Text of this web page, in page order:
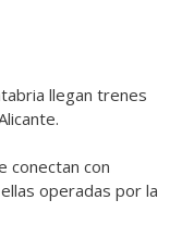
llegan trenes
conectan con
operadas por la